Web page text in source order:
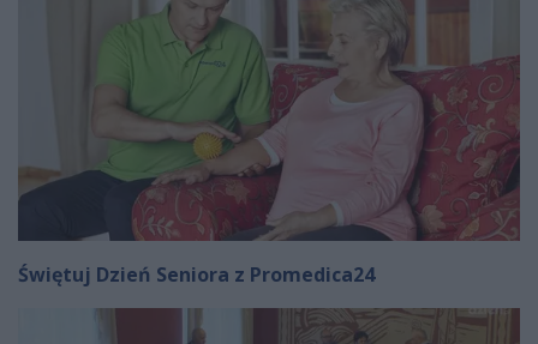
Świętuj Dzień Seniora z Promedica24